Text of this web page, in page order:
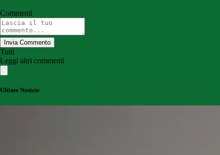
Commenti
Invia Commento
Tutti
Leggi altri commenti
Ultime Notizie